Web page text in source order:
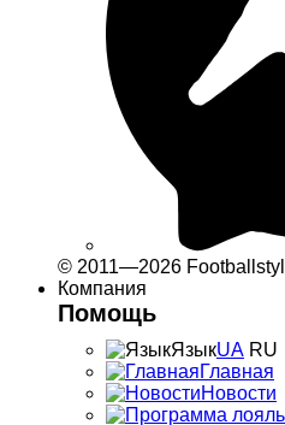
© 2011—2026
Компания
Помощь
ЯзыкUA RU
Главная
Новости